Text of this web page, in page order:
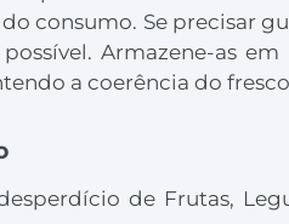
consumo. Se precisar
Armazene-as
a coerência do
de Frutas,